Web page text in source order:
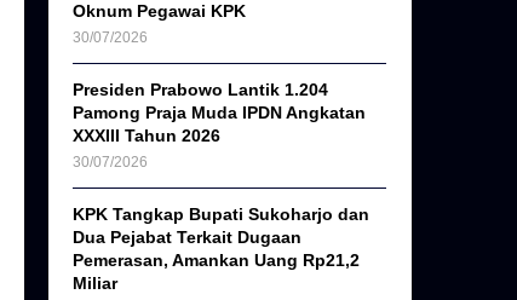
Oknum Pegawai KPK
30/07/2026
Presiden Prabowo Lantik 1.204
Pamong Praja Muda IPDN Angkatan
XXXIII Tahun 2026
30/07/2026
KPK Tangkap Bupati Sukoharjo dan
Dua Pejabat Terkait Dugaan
Pemerasan, Amankan Uang Rp21,2
Miliar